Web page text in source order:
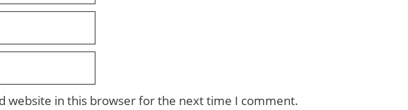
website in this browser for the next time I comment.